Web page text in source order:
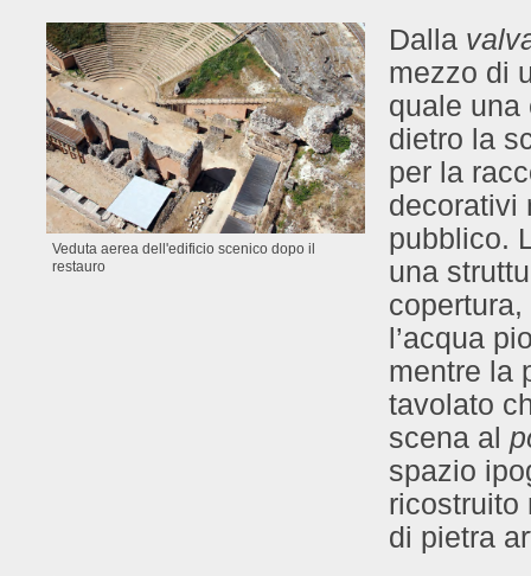
Veduta aerea dell'edificio scenico dopo il
restauro
Dalla
mezzo di
quale una
dietro la
per la
decorativi
pubblico.
una
l’acqua
mentre la
tavolato
scena al
spazio
ricostruito
di pietra